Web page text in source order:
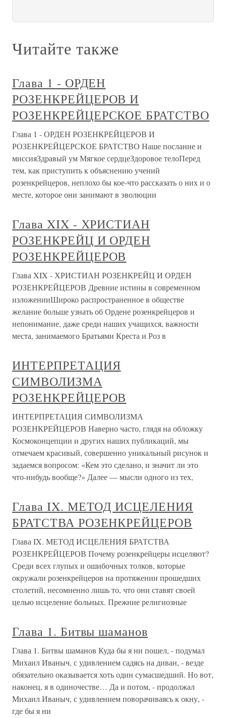
Читайте также
Глава 1 - ОРДЕН
РОЗЕНКРЕЙЦЕРОВ И
РОЗЕНКРЕЙЦЕРСКОЕ БРАТСТВО
Глава 1 - ОРДЕН РОЗЕНКРЕЙЦЕРОВ И
РОЗЕНКРЕЙЦЕРСКОЕ БРАТСТВО Наше послание и
миссияЗдравый ум Мягкое сердцеЗдоровое телоПеред
тем, как приступить к объяснению учений
розенкрейцеров, неплохо бы кое-что рассказать о них и о
месте, которое они занимают в эволюции
Глава XIX - ХРИСТИАН
РОЗЕНКРЕЙЦ И ОРДЕН
РОЗЕНКРЕЙЦЕРОВ
Глава XIX - ХРИСТИАН РОЗЕНКРЕЙЦ И ОРДЕН
РОЗЕНКРЕЙЦЕРОВ Древние истины в современном
изложенииШироко распространенное в обществе
желание больше узнать об Ордене розенкрейцеров и
непонимание, даже среди наших учащихся, важности
места, занимаемого Братьями Креста и Роз в
ИНТЕРПРЕТАЦИЯ
СИМВОЛИЗМА
РОЗЕНКРЕЙЦЕРОВ
ИНТЕРПРЕТАЦИЯ СИМВОЛИЗМА
РОЗЕНКРЕЙЦЕРОВ Наверно часто, глядя на обложку
Космоконцепции и других наших публикаций, мы
отмечаем красивый, совершенно уникальный рисунок и
задаемся вопросом: «Кем это сделано, и значит ли это
что-нибудь вообще?» Далее — мысли одного из тех,
Глава IX. МЕТОД ИСЦЕЛЕНИЯ
БРАТСТВА РОЗЕНКРЕЙЦЕРОВ
Глава IX. МЕТОД ИСЦЕЛЕНИЯ БРАТСТВА
РОЗЕНКРЕЙЦЕРОВ Почему розенкрейцеры исцеляют?
Среди всех глупых и ошибочных толков, которые
окружали розенкрейцеров на протяжении прошедших
столетий, несомненно лишь то, что они ставят своей
целью исцеление больных. Прежние религиозные
Глава 1. Битвы шаманов
Глава 1. Битвы шаманов Куда бы я ни пошел, - подумал
Михаил Иваныч, с удивлением садясь на диван, - везде
обязательно оказывается хоть один сумасшедший. Но вот,
наконец, я в одиночестве… Да и потом, - продолжал
Михаил Иваныч, с удивлением поворачиваясь к окну, -
где бы я ни